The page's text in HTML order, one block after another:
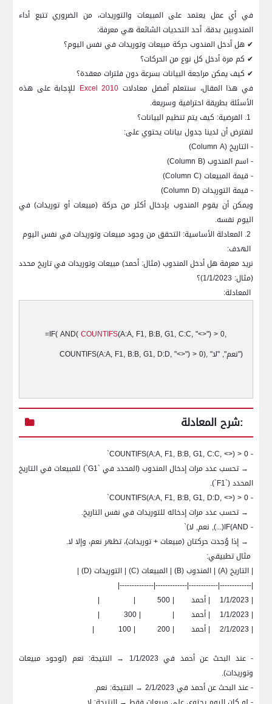
في أي عمل يعتمد على المبيعات والتوريدات، من الضروري تتبع أداء
المندوبين بدقة. أحد التحديات الشائعة هي معرفة:
✔ هل أدخل المندوب حركة مبيعات وتوريدات في نفس اليوم؟
✔ كم مرة أدخل كل نوع من الحركات؟
✔ كيف يمكن مراجعة البيانات بسرعة دون فلترات معقدة؟
في هذا المقال، سنتعلم أفضل معادلات Excel 2010 للإجابة على هذه
الأسئلة بطريقة احترافية وسريعة.
1. الفرضية: كيف يتم تنظيم البيانات؟
لنفترض أن لدينا جدول بيانات يحتوي على:
- التاريخ (Column A
)
- اسم المندوب (Column B
)
- قيمة المبيعات (Column C
)
- قيمة التوريدات (Column D
)
ويمكن أن يقوم المندوب بإدخال أكثر من حركة (مبيعات أو توريدات) في
اليوم نفسه.
2. المعادلة الأساسية: التحقق من وجود مبيعات وتوريدات في نفس اليوم
الهدف:
نريد معرفة هل أدخل المندوب (مثال: أحمد) مبيعات وتوريدات في تاريخ محدد
(مثال: 1/1/2023)؟
المعادلة:
=IF( AND(COUNTIFS(A:A, F1, B:B, G1, C:C, "<>") > 0,
COUNTIFS(A:A, F1, B:B, G1, D:D, "<>") > 0), "نعم", "لا")
شرح المعادلة:
-
COUNTIFS(A:A, F1, B:B, G1, C:C, <>) > 0
`
→ تحسب عدد مرات إدخال المندوب (المحدد في `G1`) للمبيعات في التاريخ
المحدد (`F1
`).
-
COUNTIFS(A:A, F1, B:B, G1, D:D, <>) > 0
`
→ تحسب عدد مرات إدخاله للتوريدات في نفس التاريخ.
-
IF(AND(...), نعم, لا)`
→ إذا وُجدت حركتان (مبيعات + توريدات)، تظهر نعم، وإلا لا.
مثال تطبيقي:
| التاريخ (A) | المندوب (B) | المبيعات (C) | التوريدات (D
) |
|-------------|------------|-------------|--------------|
| 1/1/2023
| أحمد | 500
|
|
| 1/1/2023
| أحمد |
| 300
|
| 2/1/2023
| أحمد | 200
| 100
|
- عند البحث عن أحمد في 1/1/2023 → النتيجة: نعم (لوجود مبيعات
وتوريدات).
- عند البحث عن أحمد في 2/1/2023 → النتيجة: نعم.